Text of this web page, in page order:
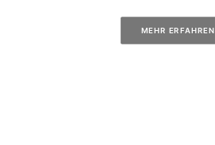
MEHR ERFAHREN